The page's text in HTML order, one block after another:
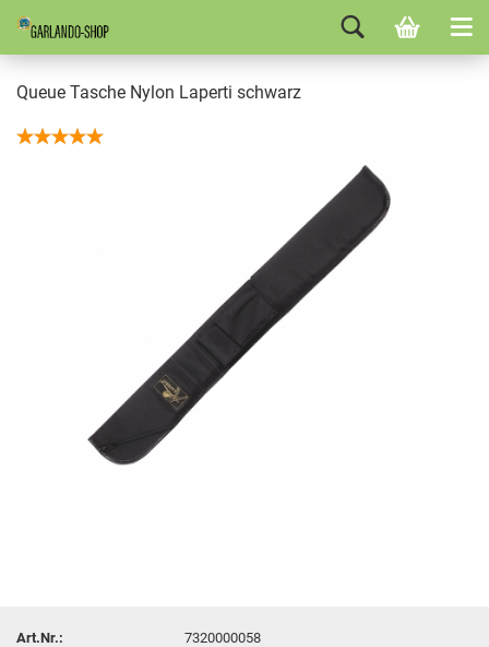
Queue Tasche Nylon Laperti schwarz
Art.Nr.:
7320000058